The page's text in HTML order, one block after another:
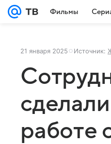
Фильмы
21 января 2025 Источник:
работе